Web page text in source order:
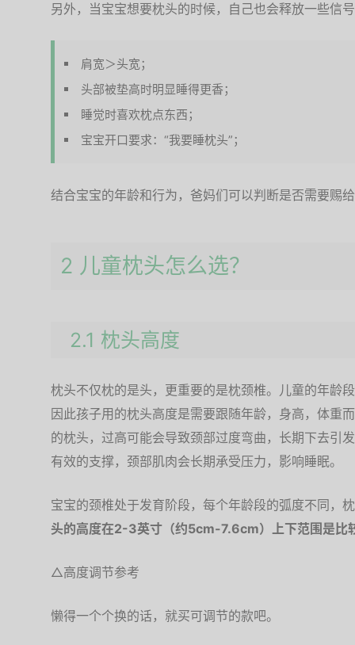
另外，当宝宝想要枕头的时候，自己也会释放一些信
肩宽＞头宽；
头部被垫高时明显睡得更香；
睡觉时喜欢枕点东西；
宝宝开口要求：“我要睡枕头”；
结合宝宝的年龄和行为，爸妈们可以判断是否需要赐
2 儿童枕头怎么选？
2.1 枕头高度
枕头不仅枕的是头，更重要的是枕颈椎。儿童的年龄
因此孩子用的枕头高度是需要跟随年龄，身高，体重
的枕头，过高可能会导致颈部过度弯曲，长期下去引
有效的支撑，颈部肌肉会长期承受压力，影响睡眠。
宝宝的颈椎处于发育阶段，每个年龄段的弧度不同，
头的高度在2-3英寸（约5cm-7.6cm）上下范围是比
△高度调节参考
懒得一个个换的话，就买可调节的款吧。